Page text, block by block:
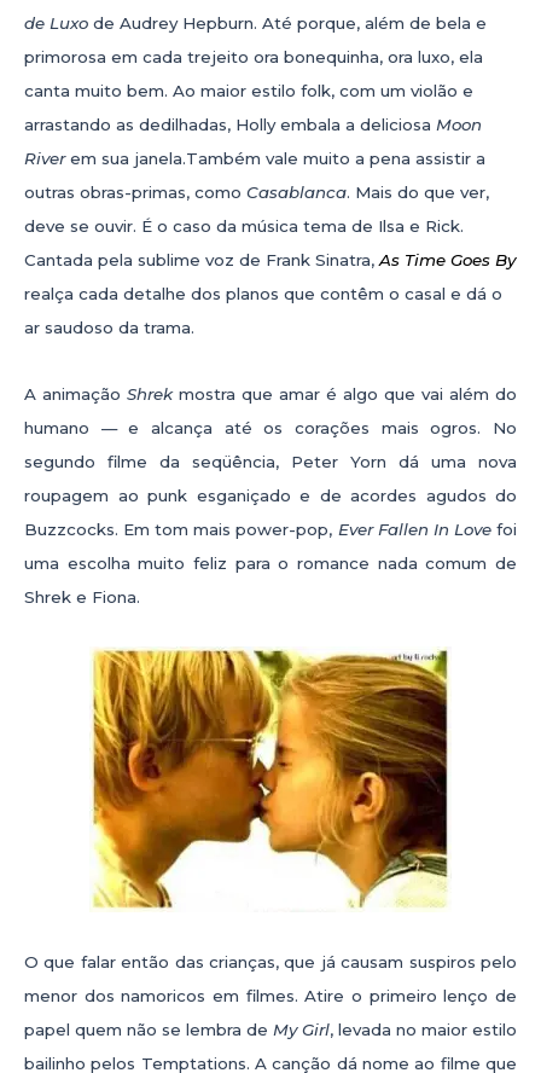
de Luxo de Audrey Hepburn. Até porque, além de bela e
primorosa em cada trejeito ora bonequinha, ora luxo, ela
canta muito bem. Ao maior estilo folk, com um violão e
arrastando as dedilhadas, Holly embala a deliciosa Moon
Riverem sua janela.Também vale muito a pena assistir a
outras obras-primas, como Casablanca. Mais do que ver,
deve se ouvir. É o caso da música tema de Ilsa e Rick.
Cantada pela sublime voz de Frank Sinatra, As Time Goes By
realça cada detalhe dos planos que contêm o casal e dá o
ar saudoso da trama.
A animação Shrekmostra que amar é algo que vai além do
humano — e alcança até os corações mais ogros. No
segundo filme da seqüência, Peter Yorn dá uma nova
roupagem ao punk esganiçado e de acordes agudos do
Buzzcocks. Em tom mais power-pop, Ever Fallen In Lovefoi
uma escolha muito feliz para o romance nada comum de
Shrek e Fiona.
O que falar então das crianças, que já causam suspiros pelo
menor dos namoricos em filmes. Atire o primeiro lenço de
papel quem não se lembra de My Girl, levada no maior estilo
bailinho pelos Temptations. A canção dá nome ao filme que